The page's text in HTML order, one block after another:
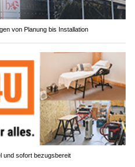
von Planung bis Installation
und sofort bezugsbereit